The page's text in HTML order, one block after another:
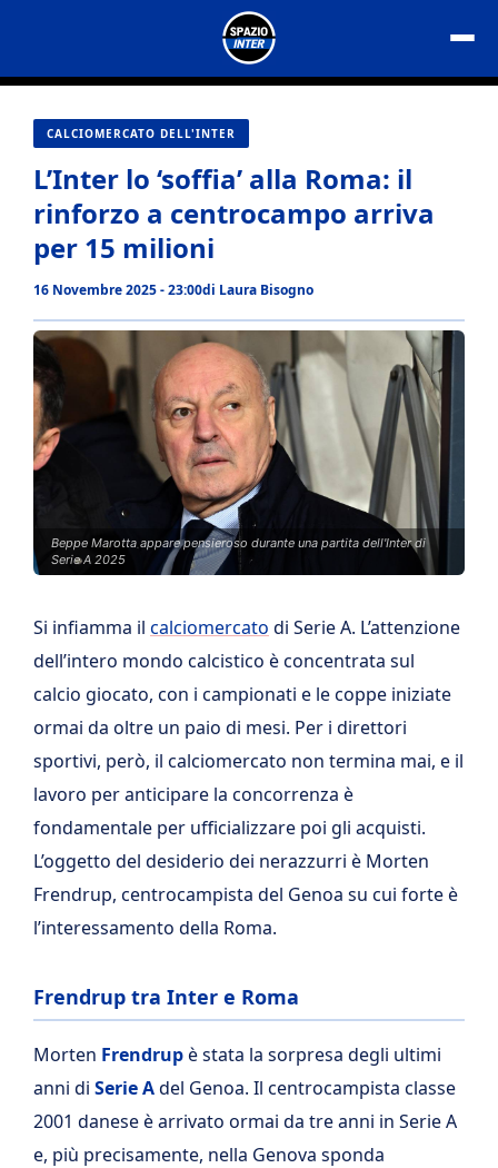
contenuto
CALCIOMERCATO DELL'INTER
L’Inter lo ‘soffia’ alla Roma: il
rinforzo a centrocampo arriva
per 15 milioni
16 Novembre 2025 - 23:00di Laura Bisogno
Beppe Marotta appare pensieroso durante una partita dell'Inter di
Serie A 2025
Si infiamma il calciomercato di Serie A. L’attenzione
dell’intero mondo calcistico è concentrata sul
calcio giocato, con i campionati e le coppe iniziate
ormai da oltre un paio di mesi. Per i direttori
sportivi, però, il calciomercato non termina mai, e il
lavoro per anticipare la concorrenza è
fondamentale per ufficializzare poi gli acquisti.
L’oggetto del desiderio dei nerazzurri è Morten
Frendrup, centrocampista del Genoa su cui forte è
l’interessamento della Roma.
Frendrup tra Inter e Roma
Morten Frendrupè stata la sorpresa degli ultimi
anni di Serie Adel Genoa. Il centrocampista classe
2001 danese è arrivato ormai da tre anni in Serie A
e, più precisamente, nella Genova sponda